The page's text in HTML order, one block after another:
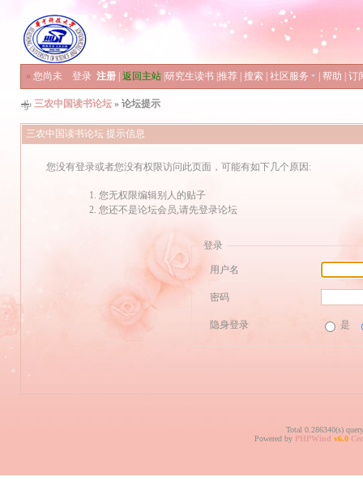
» 您尚未 登录 注册 返回主站 研究生读书 推荐 搜索 社区服务 帮助 订
三农中国读书论坛 » 论坛提示
三农中国读书论坛 提示信息
您没有登录或者您没有权限访问此页面，可能有如下几个原因:
您无权限编辑别人的贴子
您还不是论坛会员,请先登录论坛
登录
用户名
密码
隐身登录 是
Total 0.286340(s)
Powered by PHPWind v6.0